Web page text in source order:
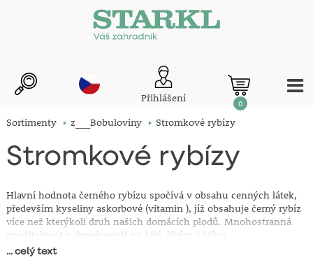
Přihlášení 0
Sortimenty z___Bobuloviny Stromkové rybízy
Stromkové rybízy
Hlavní hodnota černého rybízu spočívá v obsahu cenných látek,
především kyseliny askorbové (vitamin ), jíž obsahuje černý rybíz
více než kterýkoli druh našich domácích plodů. Mnohostranná
použitelnost v domácnosti na želé, likéry a šťávy.
Červené rybízy jsou samosprašné, je tedy možné pěstovat jen
... celý text